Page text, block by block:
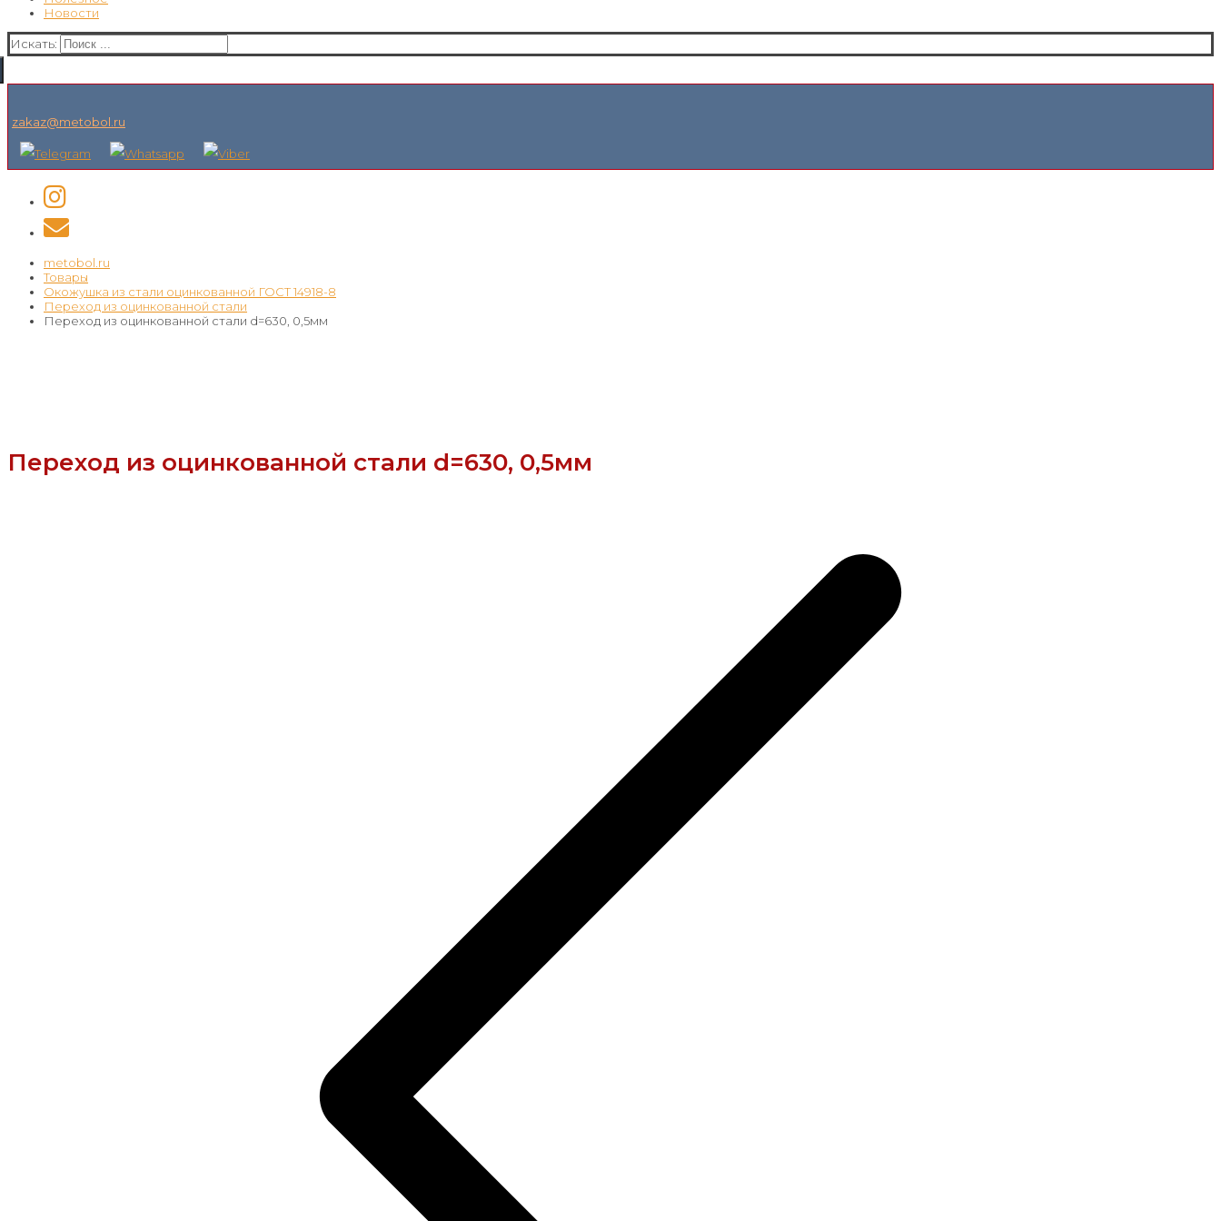
Новости
Искать:
zakaz@metobol.ru
metobol.ru
Товары
Окожушка из стали оцинкованной ГОСТ 14918-8
Переход из оцинкованной стали
Переход из оцинкованной стали d=630, 0,5мм
Переход из оцинкованной стали d=630, 0,5мм